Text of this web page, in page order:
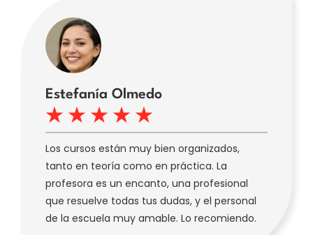
Estefanía Olmedo
Los cursos están muy bien organizados,
tanto en teoría como en práctica. La
profesora es un encanto, una profesional
que resuelve todas tus dudas, y el personal
de la escuela muy amable. Lo recomiendo.